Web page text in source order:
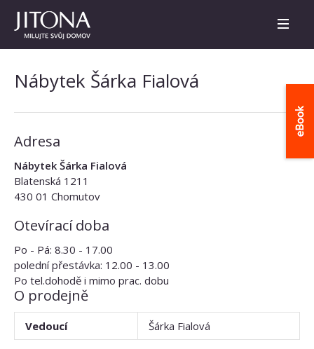
Nábytek Šárka Fialová
Adresa
Nábytek Šárka Fialová
Blatenská 1211
430 01 Chomutov
Otevírací doba
Po - Pá: 8.30 - 17.00
polední přestávka: 12.00 - 13.00
Po tel.dohodě i mimo prac. dobu
O prodejně
Vedoucí Šárka Fialová